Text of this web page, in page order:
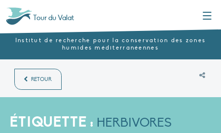
Tour du Valat
Institut de recherche pour la conservation des zones
humides méditerranéennes
RETOUR
ÉTIQUETTE : HERBIVORES